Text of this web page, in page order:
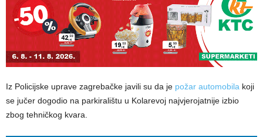
Iz Policijske uprave zagrebačke javili su da je požar automobila koji
se jučer dogodio na parkiralištu u Kolarevoj najvjerojatnije izbio
zbog tehničkog kvara.